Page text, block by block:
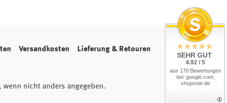
Versandkosten Lieferung & Retouren
nicht anders angegeben.
SEHR GUT
4.92 / 5
aus 170 Bewertungen
bei: google.com,
shopvote.de